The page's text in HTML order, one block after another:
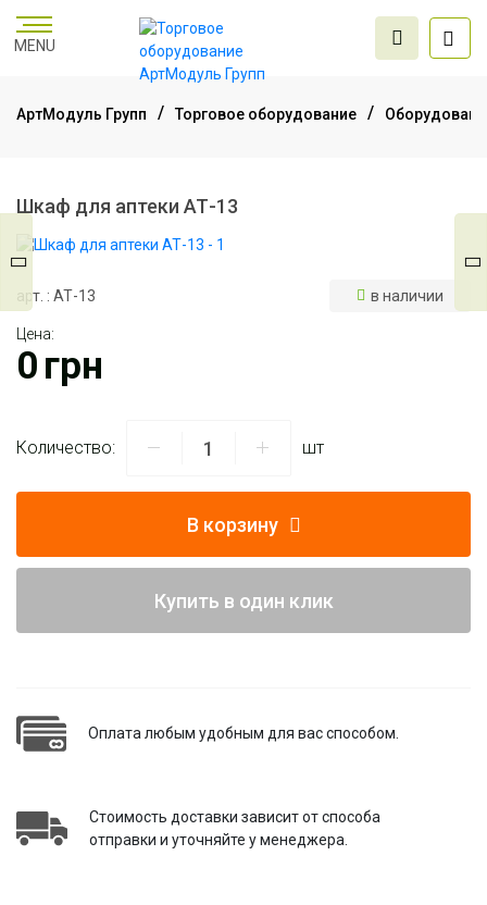
MENU
оборудование
проектирования
АртМодуль Групп Торговое оборудование
Шкаф для аптеки АТ-13
арт. : АТ-13 в наличии
Цена:
0грн
Количество: шт
В корзину
Купить в один клик
Оплата любым удобным для вас способом.
Стоимость доставки зависит от способа
отправки и уточняйте у менеджера.